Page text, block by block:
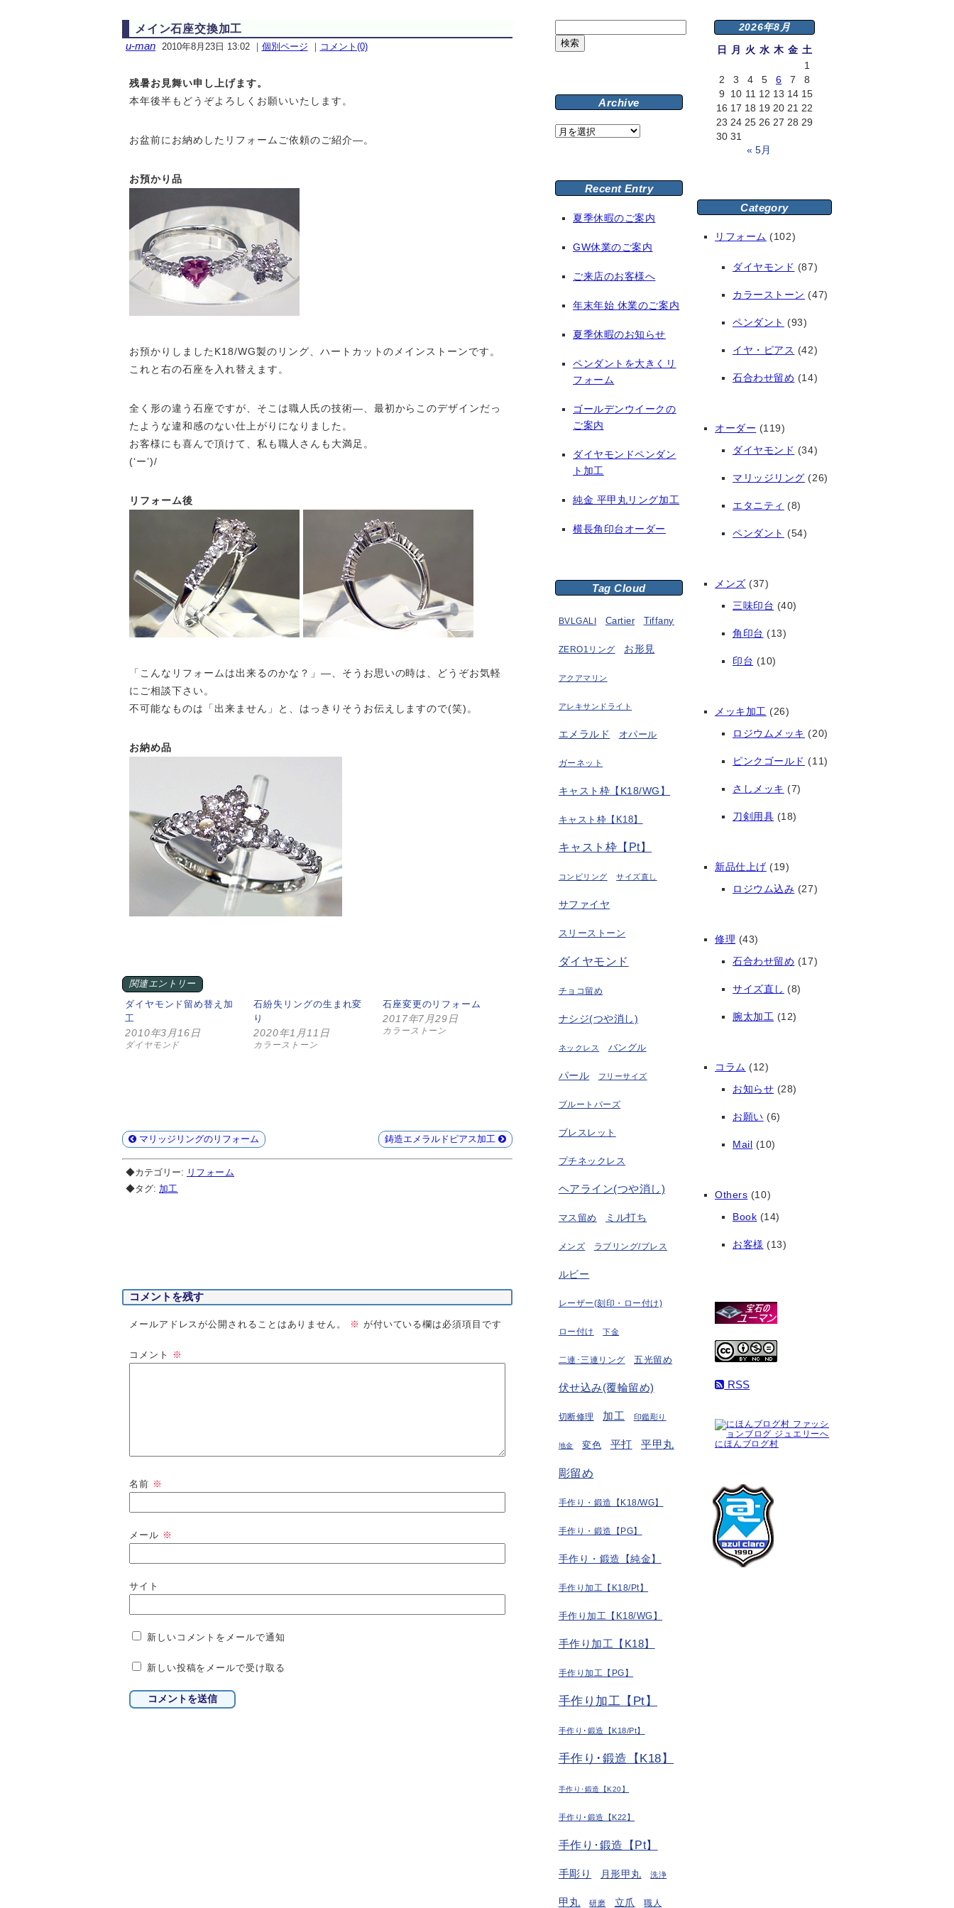
メイン石座交換加工
u-man 2010年8月23日 13:02｜ 個別ページ ｜ コメント(0)
残暑お見舞い申し上げます。
本年後半もどうぞよろしくお願いいたします。
お盆前にお納めしたリフォームご依頼のご紹介—。
お預かり品
お預かりしましたK18/WG製のリング、ハートカットのメインストーンです。
これと右の石座を入れ替えます。
全く形の違う石座ですが、そこは職人氏の技術—、最初からこのデザインだっ
たような違和感のない仕上がりになりました。
お客様にも喜んで頂けて、私も職人さんも大満足。
(‘ー’)/
リフォーム後
「こんなリフォームは出来るのかな？」—、そうお思いの時は、どうぞお気軽
にご相談下さい。
不可能なものは「出来ません」と、はっきりそうお伝えしますので(笑)。
お納め品
関連エントリー
ダイヤモンド留め替え加
工
2010年3月16日
ダイヤモンド
石紛失リングの生まれ変
り
2020年1月11日
カラーストーン
石座変更のリフォーム
2017年7月29日
カラーストーン
マリッジリングのリフォーム 鋳造エメラルドピアス加工
◆カテゴリー: リフォーム
◆タグ: 加工
コメントを残す
メールアドレスが公開されることはありません。 ※ が付いている欄は必須項目です
コメント ※
名前 ※
メール ※
サイト
新しいコメントをメールで通知
新しい投稿をメールで受け取る
索:
Archive
Archive
Recent Entry
夏季休暇のご案内
GW休業のご案内
ご来店のお客様へ
年末年始 休業のご案内
夏季休暇のお知らせ
ペンダントを大きくリ
フォーム
ゴールデンウイークの
ご案内
ダイヤモンドペンダン
ト加工
純金 平甲丸リング加工
横長角印台オーダー
Tag Cloud
BVLGALI Cartier Tiffany
ZERO1リング お形見
アクアマリン
アレキサンドライト
エメラルド オパール
ガーネット
キャスト枠【K18/WG】
キャスト枠【K18】
キャスト枠【Pt】
コンビリング サイズ直し
サファイヤ
スリーストーン
ダイヤモンド
チョコ留め
ナシジ(つや消し)
ネックレス バングル
パール フリーサイズ
ブルートパーズ
ブレスレット
プチネックレス
ヘアライン(つや消し)
マス留め ミル打ち
メンズ ラブリング/ブレス
ルビー
レーザー(刻印・ロー付け)
ロー付け 下金
二連･三連リング 五光留め
伏せ込み(覆輪留め)
切断修理 加工 印鑑彫り
地金 変色 平打 平甲丸
彫留め
手作り・鍛造【K18/WG】
手作り・鍛造【PG】
手作り・鍛造【純金】
手作り加工【K18/Pt】
手作り加工【K18/WG】
手作り加工【K18】
手作り加工【PG】
手作り加工【Pt】
手作り･鍛造【K18/Pt】
手作り･鍛造【K18】
手作り･鍛造【K20】
手作り･鍛造【K22】
手作り･鍛造【Pt】
手彫り 月形甲丸 洗浄
甲丸 研磨 立爪 職人
2026年8月
日
月 火 水 木 金 土
1
2
3 4 5 6 7
8
9
10 11 12 13 14 15
16 17 18 19 20 21 22
23 24 25 26 27 28 29
30 31
« 5月
Category
リフォーム (102)
ダイヤモンド (87)
カラーストーン (47)
ペンダント (93)
イヤ・ピアス (42)
石合わせ留め (14)
オーダー (119)
ダイヤモンド (34)
マリッジリング (26)
エタニティ (8)
ペンダント (54)
メンズ (37)
三味印台 (40)
角印台 (13)
印台 (10)
メッキ加工 (26)
ロジウムメッキ (20)
ピンクゴールド (11)
さしメッキ (7)
刀剣用具 (18)
新品仕上げ (19)
ロジウム込み (27)
修理 (43)
石合わせ留め (17)
サイズ直し (8)
腕太加工 (12)
コラム (12)
お知らせ (28)
お願い (6)
Mail (10)
Others (10)
Book (14)
お客様 (13)
RSS
にほんブログ村